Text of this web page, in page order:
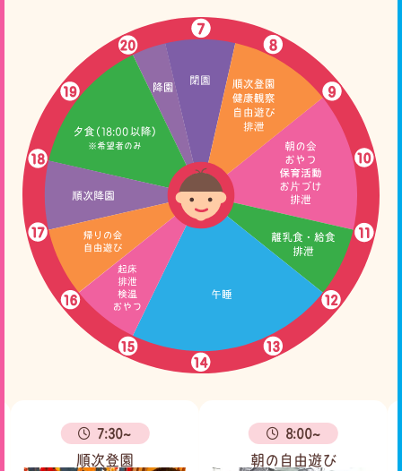
7:30~
順次登園
8:00~
朝の自由遊び